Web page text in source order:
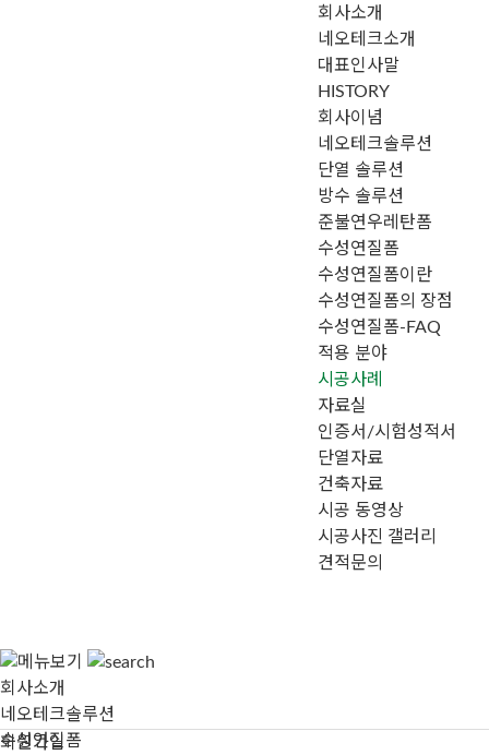
회사소개
네오테크소개
대표인사말
HISTORY
회사이념
네오테크솔루션
단열 솔루션
방수 솔루션
준불연우레탄폼
수성연질폼
수성연질폼이란
수성연질폼의 장점
수성연질폼-FAQ
적용 분야
시공사례
자료실
인증서/시험성적서
단열자료
건축자료
시공 동영상
시공사진 갤러리
견적문의
회사소개
네오테크솔루션
수성연질폼
회원가입